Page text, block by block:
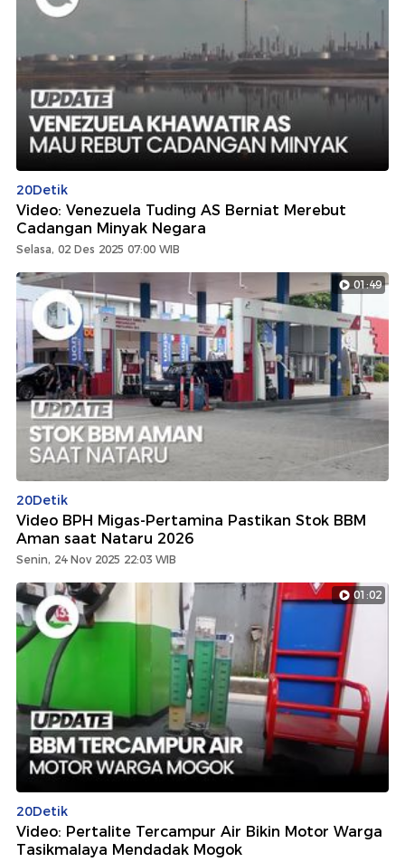
20Detik
Video: Venezuela Tuding AS Berniat Merebut
Cadangan Minyak Negara
Selasa, 02 Des 2025 07:00 WIB
01:49
20Detik
Video BPH Migas-Pertamina Pastikan Stok BBM
Aman saat Nataru 2026
Senin, 24 Nov 2025 22:03 WIB
01:02
20Detik
Video: Pertalite Tercampur Air Bikin Motor Warga
Tasikmalaya Mendadak Mogok